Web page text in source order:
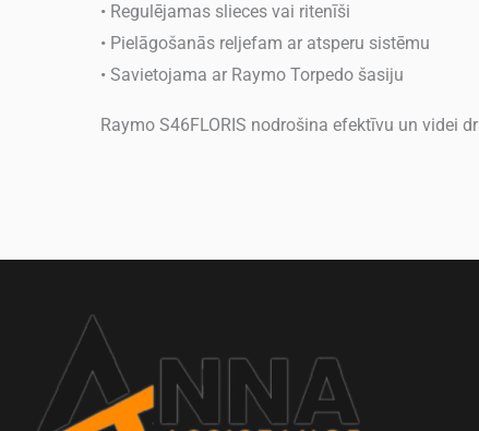
• Regulējamas slieces vai ritenīši
• Pielāgošanās reljefam ar atsperu sistēmu
• Savietojama ar Raymo Torpedo šasiju
Raymo S46FLORIS nodrošina efektīvu un videi